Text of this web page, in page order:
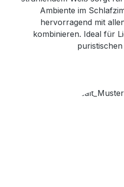
Ambiente im
hervorragend mit
kombinieren. Ideal für
puristischen